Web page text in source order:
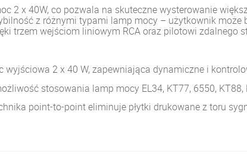
2 x 40W, co pozwala na skuteczne wysterowanie
z różnymi typami lamp mocy – użytkownik może
trzem wejściom liniowym RCA oraz pilotowi
wyjściowa 2 x 40 W, zapewniająca dynamiczne i
stosowania lamp mocy EL34, KT77, 6550,
point-to-point eliminuje płytki drukowane z toru